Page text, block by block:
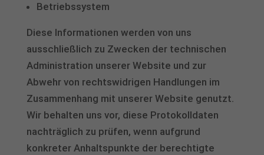
Betriebssystem
Diese Informationen werden von uns
ausschließlich zu Zwecken der technischen
Administration unserer Website und zur
Abwehr von rechtswidrigen Handlungen im
Zusammenhang mit unserer Website genutzt.
Wir behalten uns vor, diese Protokolldaten
nachträglich zu prüfen, wenn aufgrund
konkreter Anhaltspunkte der berechtigte